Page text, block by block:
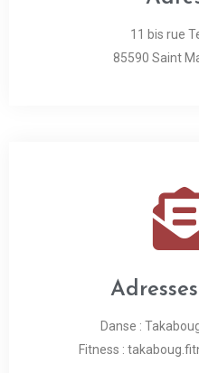
11 bis rue
85590 Saint
Danse :
Fitness :